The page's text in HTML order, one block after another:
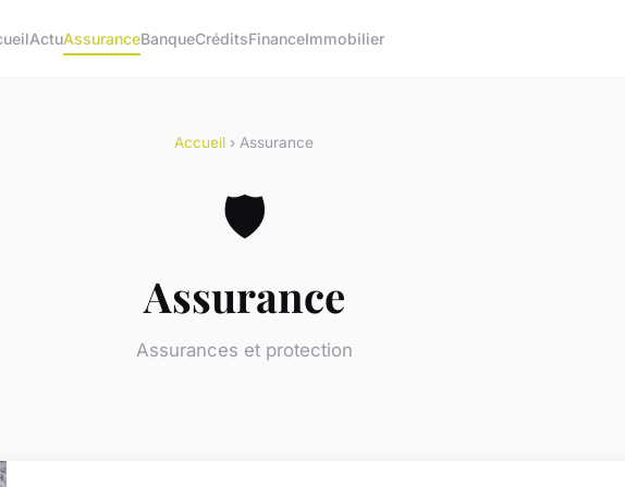
ActuAssuranceBanqueCréditsFinanceImmobilier
Accueil › Assurance
🛡️
Assurance
Assurances et protection